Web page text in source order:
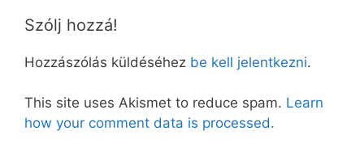
Szólj hozzá!
Hozzászólás küldéséhez be kell jelentkezni.
This site uses Akismet to reduce spam. Learn
how your comment data is processed.